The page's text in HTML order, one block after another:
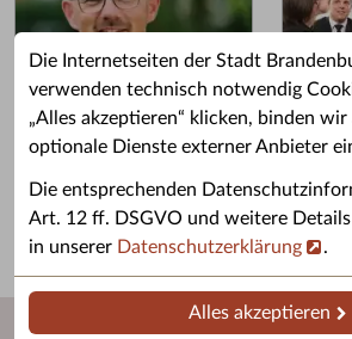
Die Internetseiten der Stadt
verwenden technisch notwendig
„Alles akzeptieren“ klicken, binden
optionale Dienste externer Anbieter
Die entsprechenden
Art. 12 ff. DSGVO und weitere
in unserer Datenschutzerklärung .
Alles akzeptieren
Grußwort des OB